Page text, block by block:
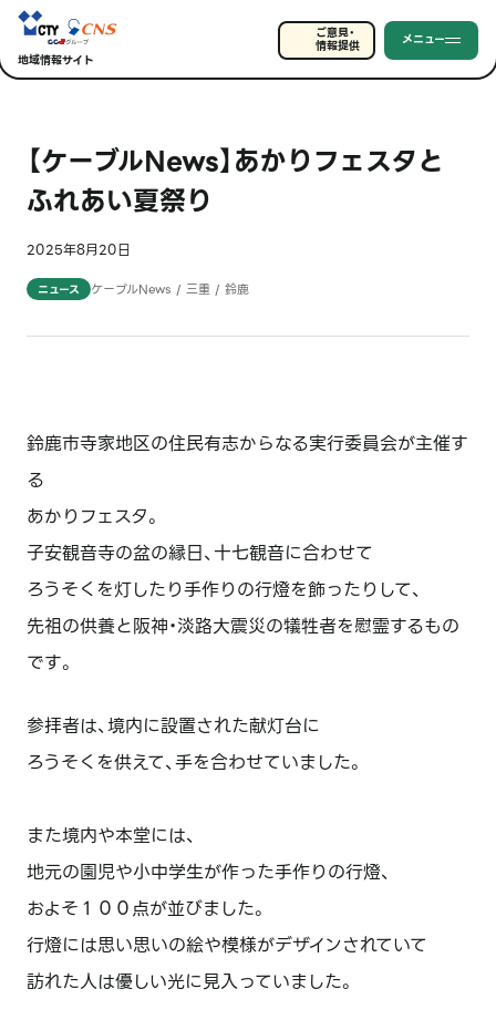
地域情報サイト
ご意見・
情報提供 メニュー
【ケーブルNews】あかりフェスタと
ふれあい夏祭り
2025年8月20日
ニュース ケーブルNews / 三重 / 鈴鹿
鈴鹿市寺家地区の住民有志からなる実行委員会が主催す
る
あかりフェスタ。
子安観音寺の盆の縁日、十七観音に合わせて
ろうそくを灯したり手作りの行燈を飾ったりして、
先祖の供養と阪神・淡路大震災の犠牲者を慰霊するもの
です。
参拝者は、境内に設置された献灯台に
ろうそくを供えて、手を合わせていました。
また境内や本堂には、
地元の園児や小中学生が作った手作りの行燈、
およそ１００点が並びました。
行燈には思い思いの絵や模様がデザインされていて
訪れた人は優しい光に見入っていました。